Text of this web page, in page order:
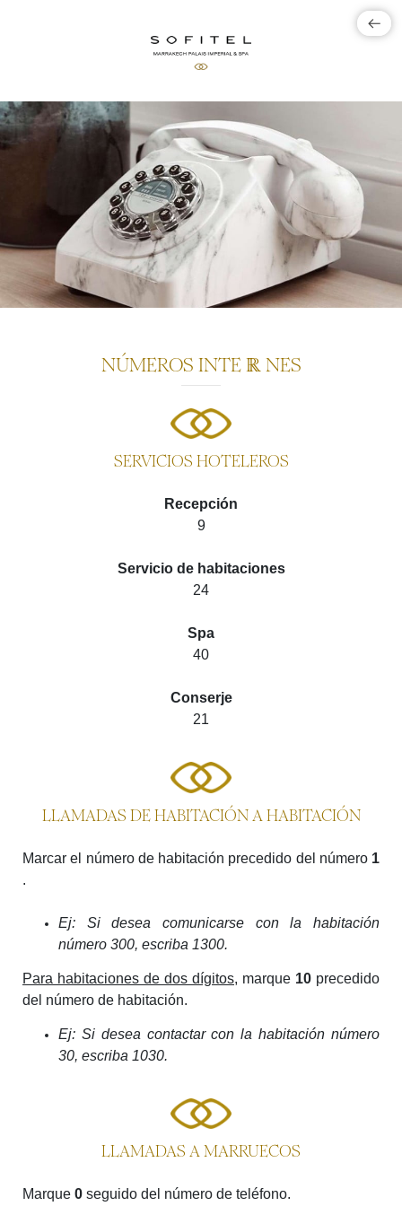
NÚMEROS INTERR NES
SERVICIOS HOTELEROS
Recepción
9
Servicio de habitaciones
24
Spa
40
Conserje
21
LLAMADAS DE HABITACIÓN A HABITACIÓN
Marcar el número de habitación precedido del número 1
.
Ej: Si desea comunicarse con la habitación
número 300, escriba 1300.
Para habitaciones de dos dígitos, marque 10 precedido
del número de habitación.
Ej: Si desea contactar con la habitación número
30, escriba 1030.
LLAMADAS A MARRUECOS
Marque 0 seguido del número de teléfono.